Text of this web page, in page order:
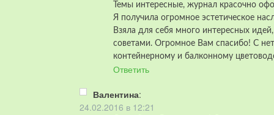
Темы интересные, журнал красочно
Я получила огромное эстетическое
Взяла для себя много интересных
советами. Огромное Вам спасибо! С
контейнерному и балконному
Ответить
Валентина:
24.02.2016 в 12:21